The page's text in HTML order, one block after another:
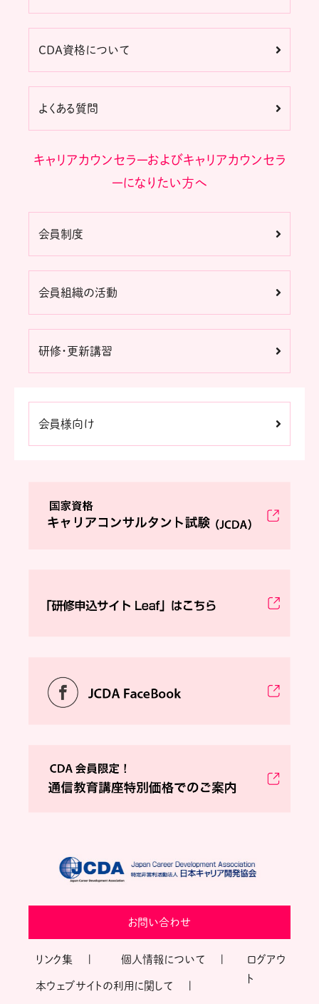
CDA資格について
よくある質問
キャリアカウンセラーおよびキャリアカウンセラ
ーになりたい方へ
会員制度
会員組織の活動
研修・更新講習
会員様向け
お問い合わせ
リンク集 個人情報について
本ウェブサイトの利用に関して
ログアウ
ト